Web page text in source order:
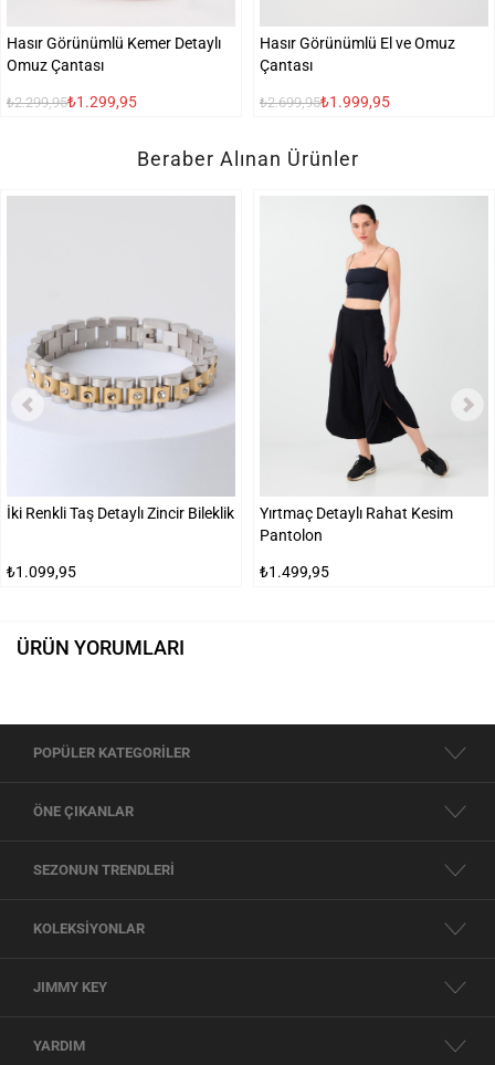
Hasır Görünümlü Kemer Detaylı
Omuz Çantası
₺2.299,95₺1.299,95
Hasır Görünümlü El ve Omuz
Çantası
₺2.699,95₺1.999,95
Beraber Alınan Ürünler
İki Renkli Taş Detaylı Zincir Bileklik
₺1.099,95
Yırtmaç Detaylı Rahat Kesim
Pantolon
₺1.499,95
ÜRÜN YORUMLARI
POPÜLER KATEGORİLER
ÖNE ÇIKANLAR
SEZONUN TRENDLERİ
KOLEKSİYONLAR
JIMMY KEY
YARDIM